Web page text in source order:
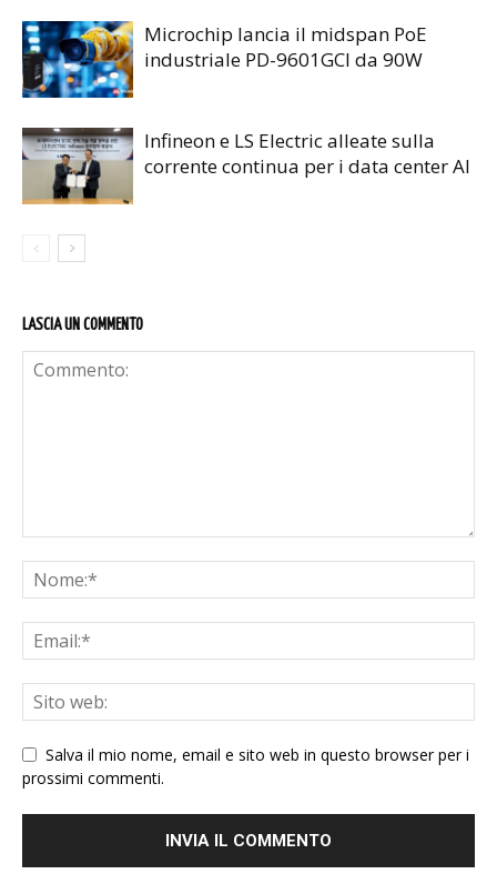
Microchip lancia il midspan PoE
industriale PD-9601GCI da 90W
Infineon e LS Electric alleate sulla
corrente continua per i data center AI
LASCIA UN COMMENTO
Salva il mio nome, email e sito web in questo browser per i
prossimi commenti.